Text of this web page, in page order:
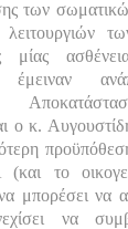
των
μίας
έμειναν
ο κ.
το
μπορέσει να
να